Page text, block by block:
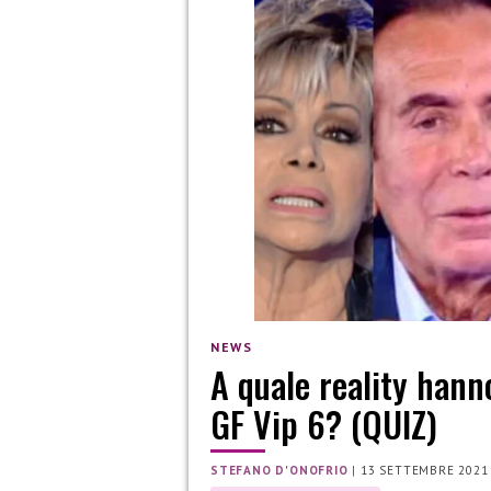
NEWS
A quale reality
GF Vip 6? (QUIZ)
STEFANO D'ONOFRIO | 13 SETTEMBRE 2021